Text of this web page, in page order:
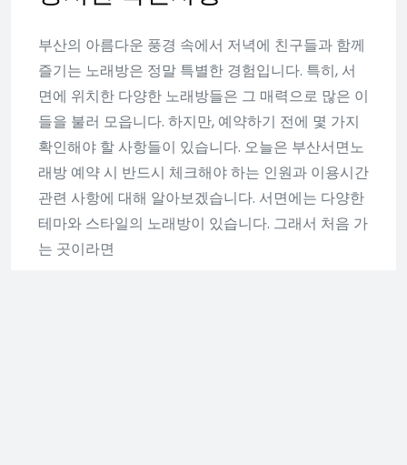
부산의 아름다운 풍경 속에서 저녁에 친구들과 함께
즐기는 노래방은 정말 특별한 경험입니다. 특히, 서
면에 위치한 다양한 노래방들은 그 매력으로 많은 이
들을 불러 모읍니다. 하지만, 예약하기 전에 몇 가지
확인해야 할 사항들이 있습니다. 오늘은 부산서면노
래방 예약 시 반드시 체크해야 하는 인원과 이용시간
관련 사항에 대해 알아보겠습니다. 서면에는 다양한
테마와 스타일의 노래방이 있습니다. 그래서 처음 가
는 곳이라면